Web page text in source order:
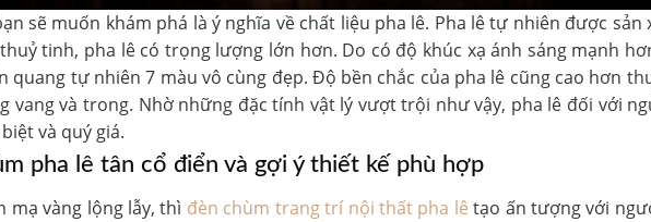
sẽ muốn khám phá là ý nghĩa về chất liệu pha lê. Pha lê tự nhiên được
tinh, pha lê có trọng lượng lớn hơn. Do có độ khúc xạ ánh sáng mạnh
quang tự nhiên 7 màu vô cùng đẹp. Độ bền chắc của pha lê cũng cao hơn
vang và trong. Nhờ những đặc tính vật lý vượt trội như vậy, pha lê đối với
và quý giá.
pha lê tân cổ điển và gợi ý thiết kế phù hợp
mạ vàng lộng lẫy, thì đèn chùm trang trí nội thất pha lê tạo ấn tượng với